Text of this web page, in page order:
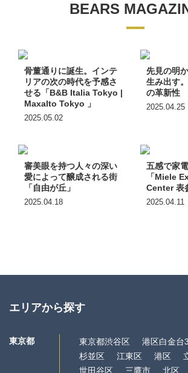
BEARS
骨董通りに誕生。インテ
リアの次の時代を予感さ
せる「B&B Italia Tokyo |
Maxalto Tokyo 」
2025.05.02
先見の明
生み出す
の革新性
2025.04.25
審美眼を持つ人々の深い
愛によって醸成される街
「自由が丘」
2025.04.18
五感で家電
「Miele
Center 表
2025.04.11
エリアから探す
東京都 東京都渋谷区 港区白金台
杉並区
江東区 港区
世田谷区
三鷹市 北区